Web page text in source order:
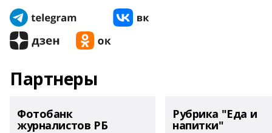
Партнеры
Фотобанк
журналистов РБ
Рубрика "Еда и
напитки"